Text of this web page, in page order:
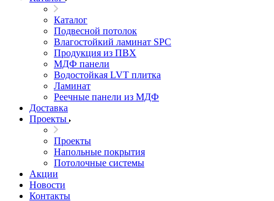
Каталог
Подвесной потолок
Влагостойкий ламинат SPC
Продукция из ПВХ
МДФ панели
Водостойкая LVT плитка
Ламинат
Реечные панели из МДФ
Доставка
Проекты
Проекты
Напольные покрытия
Потолочные системы
Акции
Новости
Контакты